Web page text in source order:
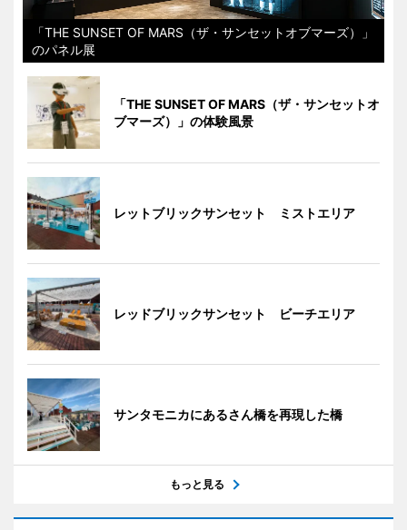
「THE SUNSET OF MARS（ザ・サンセットオブマーズ）」
のパネル展
「THE SUNSET OF MARS（ザ・サンセットオ
ブマーズ）」の体験風景
レットブリックサンセット ミストエリア
レッドブリックサンセット ビーチエリア
サンタモニカにあるさん橋を再現した橋
もっと見る